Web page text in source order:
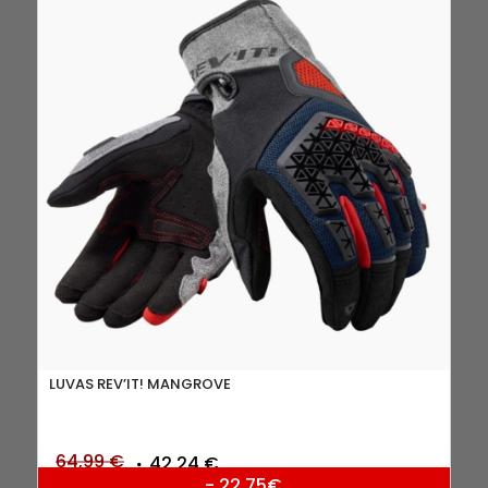
LUVAS REV’IT! MANGROVE
64,99€O42,24€O